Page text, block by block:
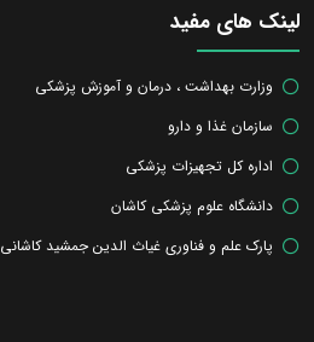
لینک های مفید
وزارت بهداشت ، درمان و آموزش پزشکی
سازمان غذا و دارو
اداره کل تجهیزات پزشکی
دانشگاه علوم پزشکی کاشان
پارک علم و فناوری غیاث الدین جمشید کاشانی